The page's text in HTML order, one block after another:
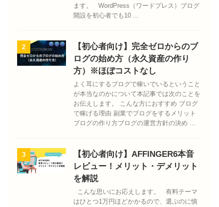
ます。 WordPress（ワードプレス）ブログ
開設を初心者でも10 ...
2
【初心者向け】完全ゼロからのブ
ログの始め方（永久資産の作り
方）※ほぼコストなし
よく耳にするブログで稼いでいるということ
が本当なのかについて本記事では次のことを
お伝えします。 こんな方におすすめ ブログ
で稼げる理由 副業でブログをするメリット
ブログの作り方ブログの運営方針の決め ...
3
【初心者向け】AFFINGER6本音
レビュー！メリット・デメリット
を解説
こんな思いにお応えします。 有料テーマ
はひとつ1万円ほどかかるので、選ぶのに慎